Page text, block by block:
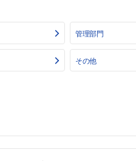
管理部門
その他